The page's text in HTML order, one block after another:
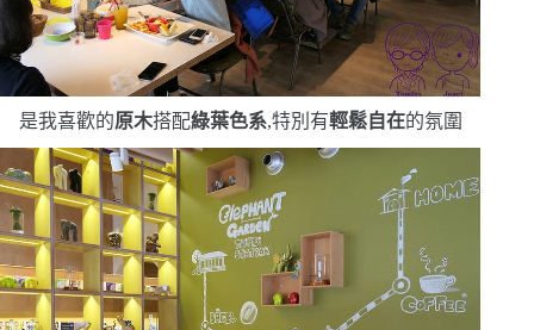
是我喜歡的原木搭配綠葉色系,特別有輕鬆自在的氛圍